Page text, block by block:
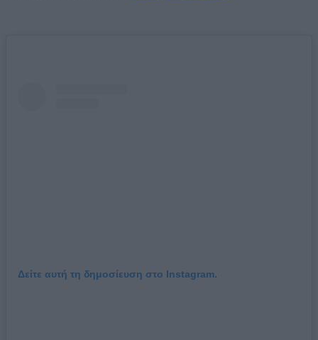
Δείτε αυτή τη δημοσίευση στο Instagram.